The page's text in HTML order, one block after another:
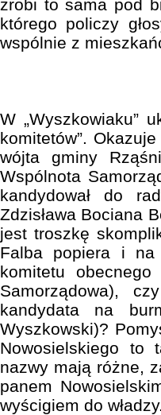
zrobi to sama pod
którego policzy
wspólnie z
W „Wyszkowiaku”
komitetów”.
wójta gminy
Wspólnota
kandydował do
Zdzisława Bociana
jest troszkę
Falba popiera i
komitetu
Samorządowa),
kandydata na
Wyszkowski)?
Nowosielskiego to
nazwy mają różne,
panem
wyścigiem do władzy.